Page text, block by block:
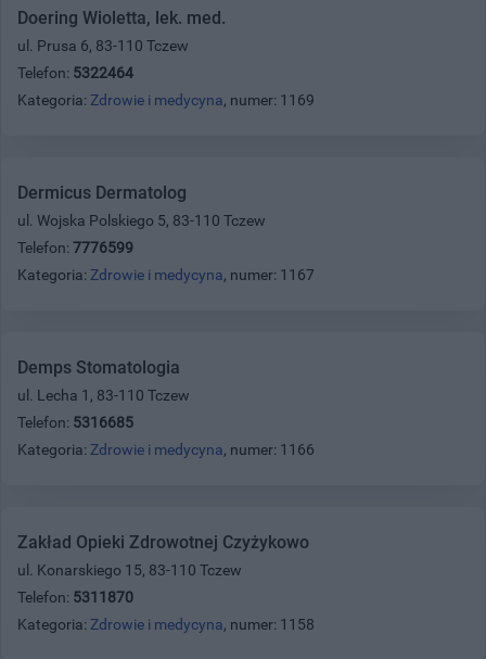
Doering Wioletta, lek. med.
ul. Prusa 6, 83-110 Tczew
Telefon: 5322464
Kategoria: Zdrowie i medycyna, numer: 1169
Dermicus Dermatolog
ul. Wojska Polskiego 5, 83-110 Tczew
Telefon: 7776599
Kategoria: Zdrowie i medycyna, numer: 1167
Demps Stomatologia
ul. Lecha 1, 83-110 Tczew
Telefon: 5316685
Kategoria: Zdrowie i medycyna, numer: 1166
Zakład Opieki Zdrowotnej Czyżykowo
ul. Konarskiego 15, 83-110 Tczew
Telefon: 5311870
Kategoria: Zdrowie i medycyna, numer: 1158